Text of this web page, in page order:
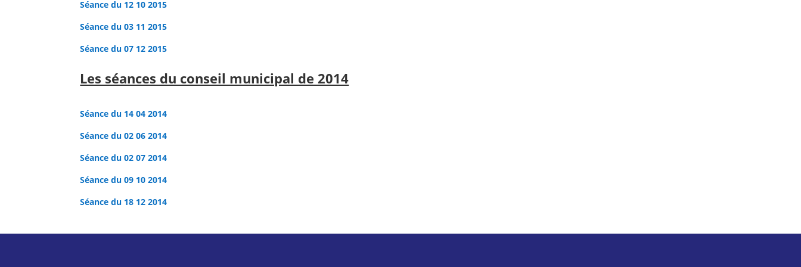
Séance du 12 10 2015
Séance du 03 11 2015
Séance du 07 12 2015
Les séances du conseil municipal de 2014
Séance du 14 04 2014
Séance du 02 06 2014
Séance du 02 07 2014
Séance du 09 10 2014
Séance du 18 12 2014